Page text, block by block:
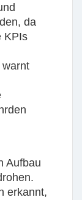
da
KPIs
warnt
Aufbau
erkannt,